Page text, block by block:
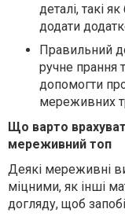
деталі, такі
додати
Правильний
ручне прання
допомогти
мереживних
Що варто
мереживний топ
Деякі мереживні
міцними, як інші
догляду, щоб